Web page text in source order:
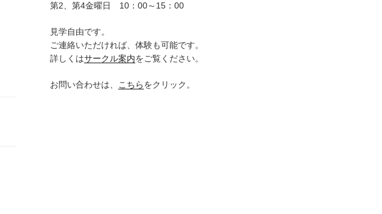
第2、第4金曜日 10：00～15：00
見学自由です。
ご連絡いただければ、体験も可能です。
詳しくはサークル案内をご覧ください。
お問い合わせは、 こちらをクリック。